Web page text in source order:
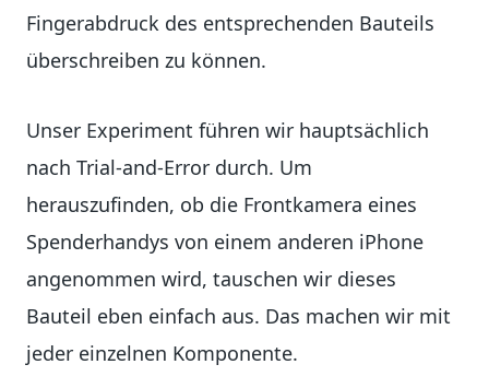
Fingerabdruck des entsprechenden Bauteils
überschreiben zu können.
Unser Experiment führen wir hauptsächlich
nach Trial-and-Error durch. Um
herauszufinden, ob die Frontkamera eines
Spenderhandys von einem anderen iPhone
angenommen wird, tauschen wir dieses
Bauteil eben einfach aus. Das machen wir mit
jeder einzelnen Komponente.